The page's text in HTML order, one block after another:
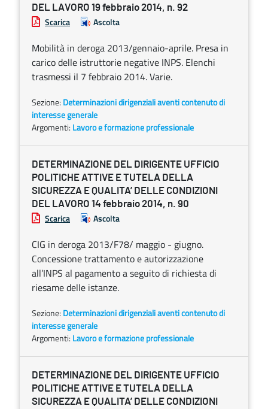
DEL LAVORO 19 febbraio 2014, n. 92
Scarica Ascolta
Mobilità in deroga 2013/gennaio-aprile. Presa in
carico delle istruttorie negative INPS. Elenchi
trasmessi il 7 febbraio 2014. Varie.
Sezione: Determinazioni dirigenziali aventi contenuto di
interesse generale
Argomenti: Lavoro e formazione professionale
DETERMINAZIONE DEL DIRIGENTE UFFICIO
POLITICHE ATTIVE E TUTELA DELLA
SICUREZZA E QUALITA’ DELLE CONDIZIONI
DEL LAVORO 14 febbraio 2014, n. 90
Scarica Ascolta
CIG in deroga 2013/F78/ maggio - giugno.
Concessione trattamento e autorizzazione
all’INPS al pagamento a seguito di richiesta di
riesame delle istanze.
Sezione: Determinazioni dirigenziali aventi contenuto di
interesse generale
Argomenti: Lavoro e formazione professionale
DETERMINAZIONE DEL DIRIGENTE UFFICIO
POLITICHE ATTIVE E TUTELA DELLA
SICUREZZA E QUALITA’ DELLE CONDIZIONI